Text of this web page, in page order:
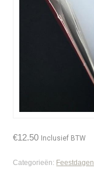
€12.50 Inclusief BTW
Categorieën: Feestdagen